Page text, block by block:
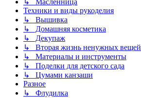
↳ Масленница
Техники и виды рукоделия
↳ Вышивка
↳ Домашняя косметика
↳ Декупаж
↳ Вторая жизнь ненужных вещей
↳ Материалы и инструменты
↳ Поделки для детского сада
↳ Цумами канзаши
Разное
↳ Флудилка